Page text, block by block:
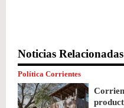
Noticias Relacionadas
Política Corrientes